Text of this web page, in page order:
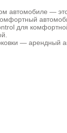
автомобиле —
для
— арендный